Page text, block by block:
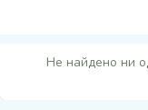
Не найдено ни